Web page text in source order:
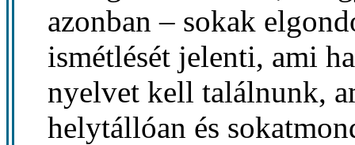
azonban – sokak
ismétlését jelenti, ami
nyelvet kell találnunk,
helytállóan és